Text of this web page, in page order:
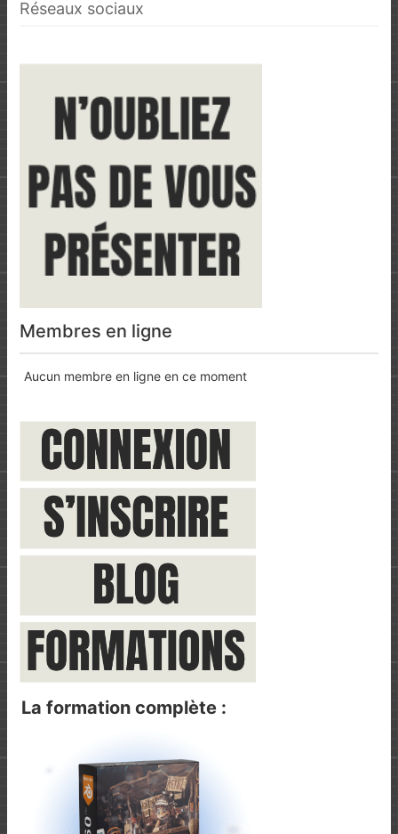
Réseaux sociaux
Membres en ligne
Aucun membre en ligne en ce moment
La formation complète :